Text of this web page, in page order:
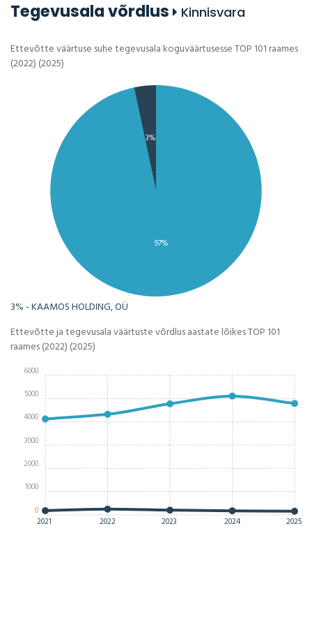
Tegevusala võrdlus Kinnisvara
Ettevõtte väärtuse suhe tegevusala koguväärtusesse TOP 101 raames
(2022) (2025)
97%
3%
3% - KAAMOS HOLDING, OÜ
Ettevõtte ja tegevusala väärtuste võrdlus aastate lõikes TOP 101
raames (2022) (2025)
2021 2022 2023 2024 2025
0
1000
2000
3000
4000
5000
6000